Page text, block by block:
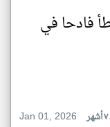
فادحا في
Jan 01, 2026